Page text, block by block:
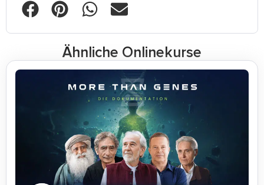
Ähnliche Onlinekurse